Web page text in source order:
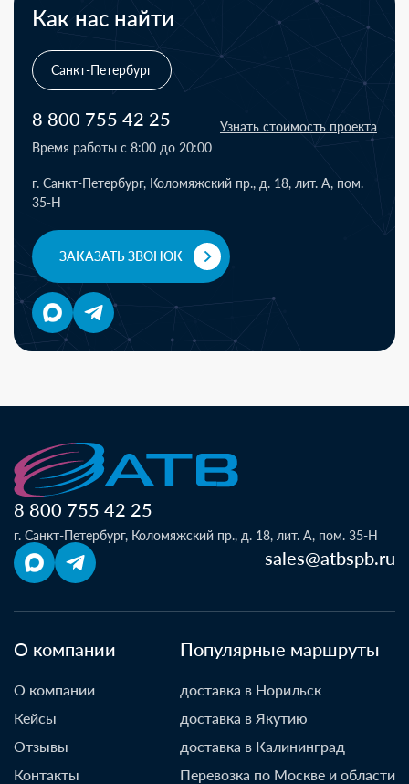
Как нас найти
Санкт-Петербург
8 800 755 42 25
Время работы с 8:00 до 20:00
Узнать стоимость проекта
г. Санкт-Петербург, Коломяжский пр., д. 18, лит. А, пом.
35-Н
ЗАКАЗАТЬ ЗВОНОК
8 800 755 42 25
г. Санкт-Петербург, Коломяжский пр., д. 18, лит. А, пом. 35-Н
sales@atbspb.ru
О компании
О компании
Кейсы
Отзывы
Контакты
Популярные маршруты
доставка в Норильск
доставка в Якутию
доставка в Калининград
Перевозка по Москве и области